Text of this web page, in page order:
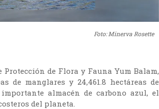
Foto: Minerva Rosette
de Flora y Fauna Yum Balam,
de manglares y 24,461.8 hectáreas de
almacén de carbono azul, el
del planeta.